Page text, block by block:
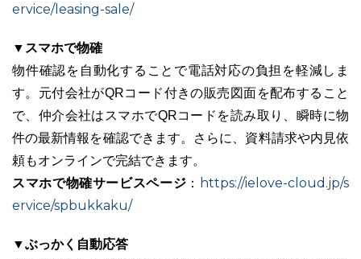
ervice/leasing-sale/
▼スマホで物確
物件確認を自動化することで電話対応の負担を軽減しま
す。元付会社がQRコード付きの販売図面を配布すること
で、仲介会社はスマホでQRコードを読み取り、瞬時に物
件の最新情報を確認できます。さらに、資料請求や内見依
頼もオンラインで完結できます。
スマホで物確サービスページ ：
https://ielove-cloud.jp/s
ervice/spbukkaku/
▼ぶっかく自動応答